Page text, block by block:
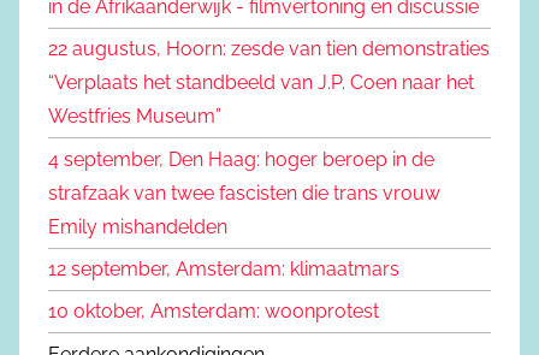
a
:
n
in de Afrikaanderwijk - filmvertoning en discussie
22 augustus, Hoorn: zesde van tien demonstraties
“Verplaats het standbeeld van J.P. Coen naar het
Westfries Museum”
4 september, Den Haag: hoger beroep in de
strafzaak van twee fascisten die trans vrouw
Emily mishandelden
12 september, Amsterdam: klimaatmars
10 oktober, Amsterdam: woonprotest